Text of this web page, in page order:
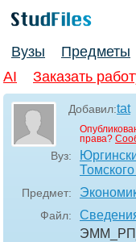
Вузы Предметы
AI
Заказать
Добавил:tat
права?
Вуз:
Предмет:
Файл: